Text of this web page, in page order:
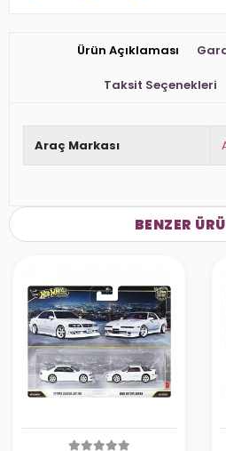
Ürün Açıklaması
Taksit Seçenekleri
Araç Markası
BENZER